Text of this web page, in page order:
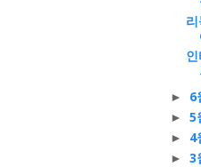
► 6
► 5
► 4
► 3